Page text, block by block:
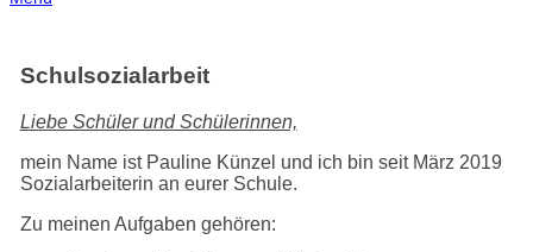
Schulsozialarbeit
Liebe Schüler und Schülerinnen,
mein Name ist Pauline Künzel und ich bin seit März 2019
Sozialarbeiterin an eurer Schule.
Zu meinen Aufgaben gehören: